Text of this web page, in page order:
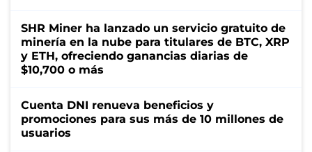
SHR Miner ha lanzado un servicio gratuito de
minería en la nube para titulares de BTC, XRP
y ETH, ofreciendo ganancias diarias de
$10,700 o más
Cuenta DNI renueva beneficios y
promociones para sus más de 10 millones de
usuarios